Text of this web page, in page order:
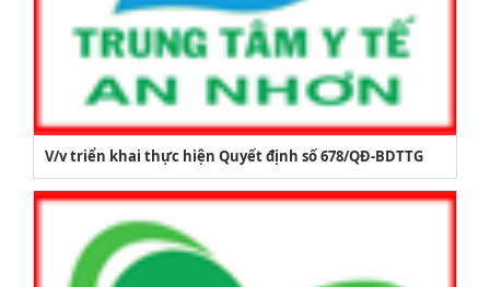
V/v triển khai thực hiện Quyết định số 678/QĐ-BDTTG